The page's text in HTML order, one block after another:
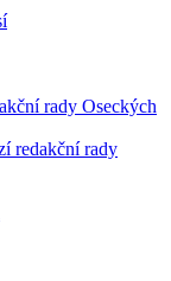
rady Oseckých
redakční rady